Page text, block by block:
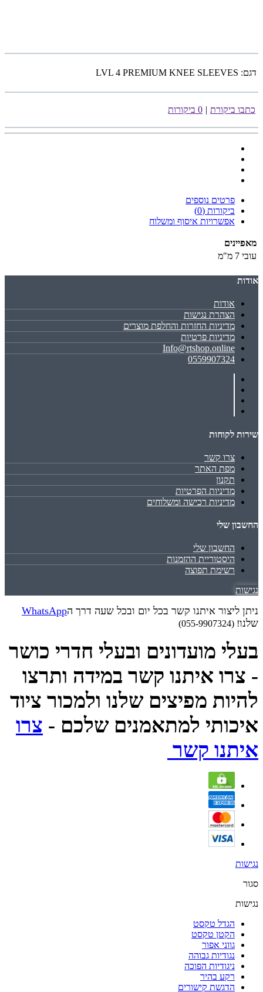
דגם: LVL 4 PREMIUM KNEE SLEEVES
כתבו ביקורת | 0 ביקורות
פרטים נוספים
ביקורות (0)
אפשרויות איסוף ומשלוח
מאפיינים
עובי 7 מ"מ
אודות
אודות
הצהרת נגישות
מדיניות החזרות והחלפת מוצרים
מדיניות פרטיות
Info@rtshop.online
0559907324
שירות לקוחות
צרו קשר
מפת האתר
תקנון
מדיניות הפרטיות
מדיניות רכישה ומשלוחים
החשבון שלי
החשבון שלי
היסטוריית ההזמנות
רשימת תפוצה
נגישות
ניתן ליצור איתנו קשר בכל יום ובכל שעה דרך הWhatsApp
שלנו! (055-9907324)
בעלי מועדונים ובעלי חדרי כושר
- צרו איתנו קשר במידה ותרצו
להיות מפיצים שלנו ולמכור ציוד
איכותי למתאמנים שלכם - צרו
איתנו קשר
נגישות
סגור
נגישות
הגדל טקסט
הקטן טקסט
גווני אפור
נגודיות גבוהה
ניגודיות הפוכה
רקע בהיר
הדגשת קישורים